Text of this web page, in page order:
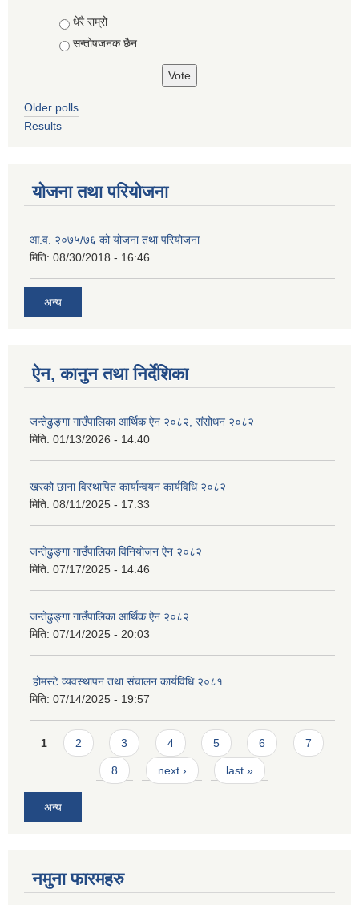
Choices
धेरै राम्रो
सन्तोषजनक छैन
Older polls
Results
योजना तथा परियोजना
आ.व. २०७५/७६ को योजना तथा परियोजना
मिति: 08/30/2018 - 16:46
अन्य
ऐन, कानुन तथा निर्देशिका
जन्तेढुङ्गा गाउँपालिका आर्थिक ऐन २०८२, संसोधन २०८२
मिति: 01/13/2026 - 14:40
खरको छाना विस्थापित कार्यान्वयन कार्यविधि २०८२
मिति: 08/11/2025 - 17:33
जन्तेढुङ्गा गाउँपालिका विनियोजन ऐन २०८२
मिति: 07/17/2025 - 14:46
जन्तेढुङ्गा गाउँपालिका आर्थिक ऐन २०८२
मिति: 07/14/2025 - 20:03
.होमस्टे व्यवस्थापन तथा संचालन कार्यविधि २०८१
मिति: 07/14/2025 - 19:57
Pages
1 2 3 4 5 6 7
8 next › last »
अन्य
नमुना फारमहरु